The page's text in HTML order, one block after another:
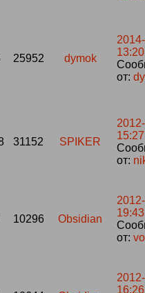
25952 dymok
13:20
от:
31152 SPIKER
15:27
от:
10296 Obsidian
19:43
от:
16:26